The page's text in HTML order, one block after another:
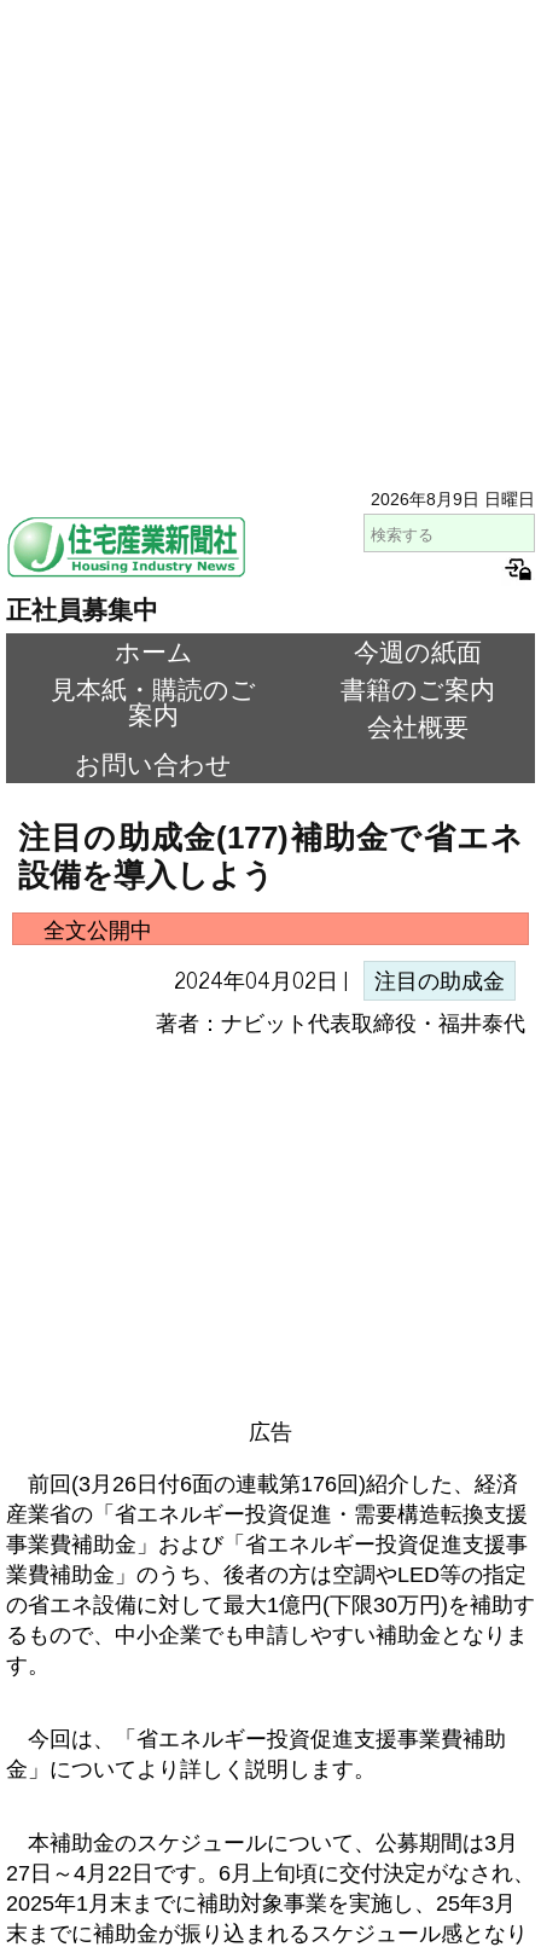
2026年8月9日 日曜日
正社員募集中
ホーム
今週の紙面
見本紙・購読のご
案内
書籍のご案内
会社概要
お問い合わせ
注目の助成金(177)補助金で省エネ
設備を導入しよう
全文公開中
2024年04月02日 |
注目の助成金
著者：ナビット代表取締役・福井泰代
広告
前回(3月26日付6面の連載第176回)紹介した、経済
産業省の「省エネルギー投資促進・需要構造転換支援
事業費補助金」および「省エネルギー投資促進支援事
業費補助金」のうち、後者の方は空調やLED等の指定
の省エネ設備に対して最大1億円(下限30万円)を補助す
るもので、中小企業でも申請しやすい補助金となりま
す。
今回は、「省エネルギー投資促進支援事業費補助
金」についてより詳しく説明します。
本補助金のスケジュールについて、公募期間は3月
27日～4月22日です。6月上旬頃に交付決定がなされ、
2025年1月末までに補助対象事業を実施し、25年3月
末までに補助金が振り込まれるスケジュール感となり